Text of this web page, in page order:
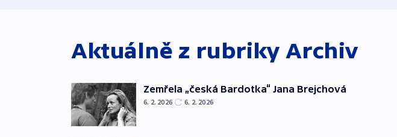
Aktuálně z rubriky Archiv
Zemřela „česká Bardotka“ Jana Brejchová
6. 2. 2026 6. 2. 2026